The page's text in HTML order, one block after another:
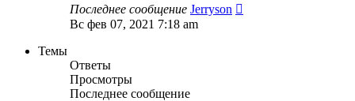
Последнее сообщение Jerryson
Вс фев 07, 2021 7:18 am
Темы
Ответы
Просмотры
Последнее сообщение